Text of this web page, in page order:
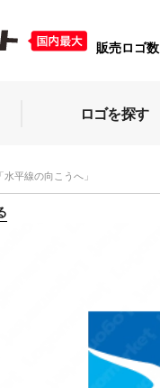
販売ロゴ数
ロゴを探す
水平線の向こうへ」